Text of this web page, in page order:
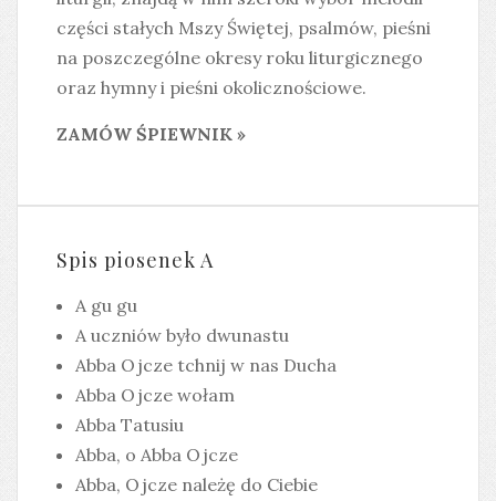
części stałych Mszy Świętej, psalmów, pieśni
na poszczególne okresy roku liturgicznego
oraz hymny i pieśni okolicznościowe.
ZAMÓW ŚPIEWNIK »
Spis piosenek A
A gu gu
A uczniów było dwunastu
Abba Ojcze tchnij w nas Ducha
Abba Ojcze wołam
Abba Tatusiu
Abba, o Abba Ojcze
Abba, Ojcze należę do Ciebie